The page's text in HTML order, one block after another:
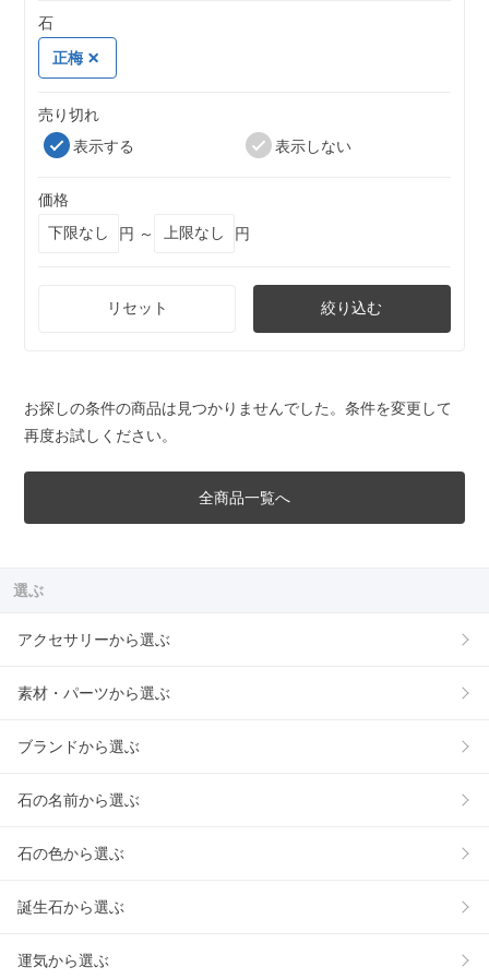
石
正梅
売り切れ
表示する
表示しない
価格
円 ～
円
リセット 絞り込む
お探しの条件の商品は見つかりませんでした。条件を変更して
再度お試しください。
全商品一覧へ
選ぶ
アクセサリーから選ぶ
素材・パーツから選ぶ
ブランドから選ぶ
石の名前から選ぶ
石の色から選ぶ
誕生石から選ぶ
運気から選ぶ